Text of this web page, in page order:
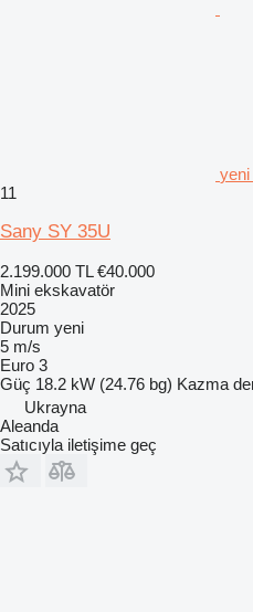
11
Sany SY 35U
2.199.000 TL €40.000
Mini ekskavatör
2025
Durum yeni
5 m/s
Euro 3
Güç 18.2 kW (24.76 bg) Kazma
Ukrayna
Aleanda
Satıcıyla iletişime geç